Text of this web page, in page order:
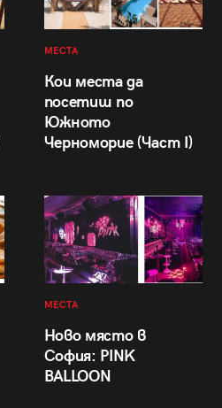
МЕСТА
Кои места да
посетиш по
Южното
Черноморие (Част I)
МЕСТА
Ново място в
София: PINK
BALLOON